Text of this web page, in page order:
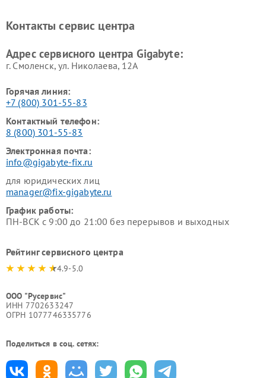
Контакты сервис центра
Адрес сервисного центра Gigabyte:
г. Смоленск, ул. Николаева, 12А
Горячая линия:
+7 (800) 301-55-83
Контактный телефон:
8 (800) 301-55-83
Электронная почта:
info@gigabyte-fix.ru
для юридических лиц
manager@fix-gigabyte.ru
График работы:
ПН-ВСК с 9:00 до 21:00 без перерывов и выходных
Рейтинг сервисного центра
4.9-5.0
ООО "Русервис"
ИНН 7702633247
ОГРН 1077746335776
Поделиться в соц. сетях: